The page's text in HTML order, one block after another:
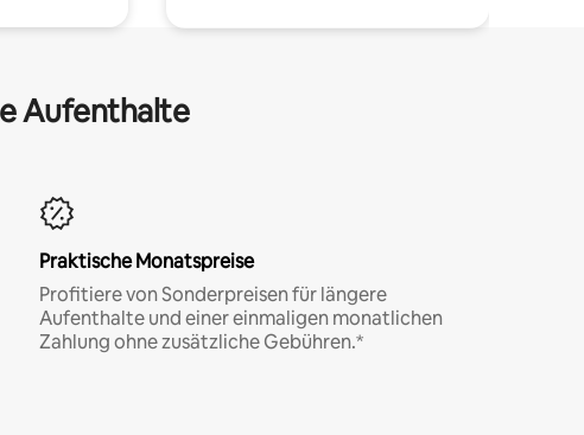
Aufenthalte
Praktische Monatspreise
Profitiere von Sonderpreisen für längere
Aufenthalte und einer einmaligen monatlichen
Zahlung ohne zusätzliche Gebühren.*